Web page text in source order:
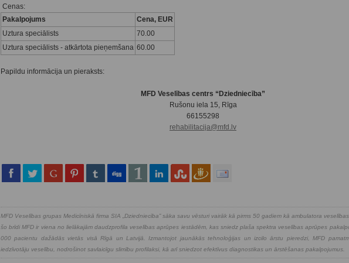
Cenas:
Pakalpojums
Cena, EUR
Uztura speciālists
70.00
Uztura speciālists - atkārtota pieņemšana 60.00
Papildu informācija un pieraksts:
MFD Veselības centrs “Dziedniecība”
Rušonu iela 15, Rīga
66155298
rehabilitacija@mfd.lv
MFD Veselības grupas Medicīniskā firma SIA „Dziedniecība” sāka savu vēsturi vairāk kā pirms 50 gadiem kā ambulatora
šo brīdi MFD ir viena no lielākajām daudzprofila veselības aprūpes iestādēm, kas sniedz plaša spektra veselības aprūpes
000 pacientu dažādās vietās visā Rīgā un Latvijā. Izmantojot jaunākās tehnoloģijas un izcilo ārstu pieredzi, MFD
iedzīvotāju veselību, nodrošinot savlaicīgu slimību profilaksi, kā arī sniedzot efektīvus diagnostikas un ārstēšanas pakalpojumus.